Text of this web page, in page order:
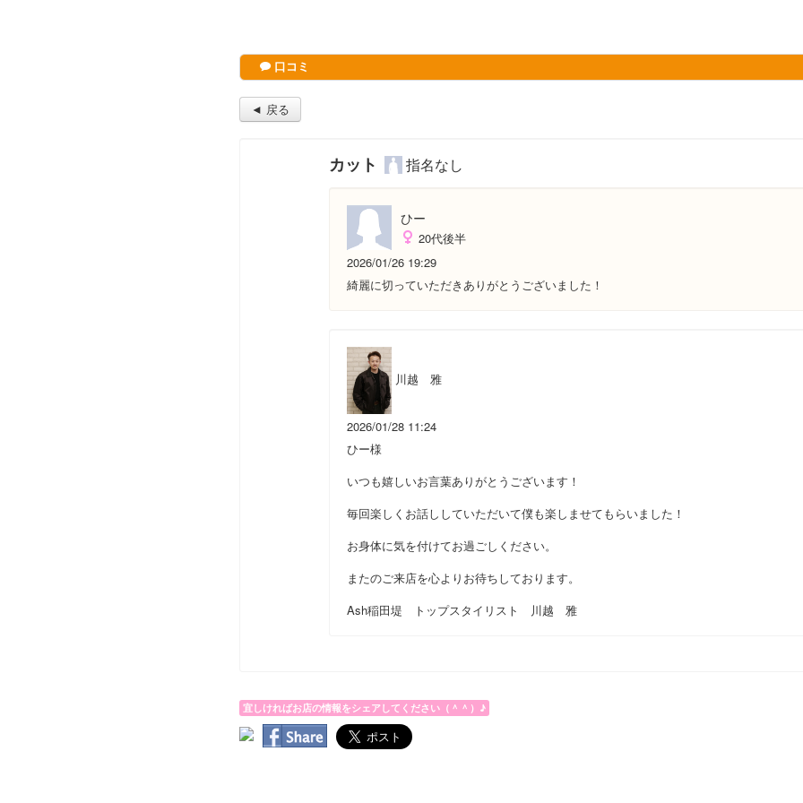
口コミ
◄ 戻る
カット 指名なし
ひー
20代後半
2026/01/26 19:29
綺麗に切っていただきありがとうございました！
川越 雅
2026/01/28 11:24
ひー様
いつも嬉しいお言葉ありがとうございます！
毎回楽しくお話ししていただいて僕も楽しませてもらいました！
お身体に気を付けてお過ごしください。
またのご来店を心よりお待ちしております。
Ash稲田堤 トップスタイリスト 川越 雅
宜しければお店の情報をシェアしてください（＾＾）♪